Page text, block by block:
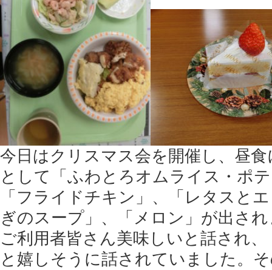
今日はクリスマス会を開催し、昼
として「ふわとろオムライス・ポ
「フライドチキン」、「レタスと
ぎのスープ」、「メロン」が出さ
ご利用者皆さん美味しいと話され
と嬉しそうに話されていました。